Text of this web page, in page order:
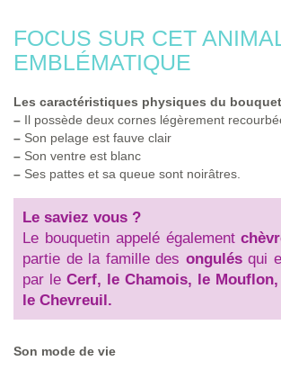
FOCUS SUR CET
EMBLÉMATIQUE
Les caractéristiques physiques du
– Il possède deux cornes légèrement
– Son pelage est fauve clair
– Son ventre est blanc
– Ses pattes et sa queue sont noirâtres.
Le saviez vous ?
Le bouquetin appelé également
partie de la famille des ongulésqui
par le Cerf, le Chamois, le
le Chevreuil.
Son mode de vie